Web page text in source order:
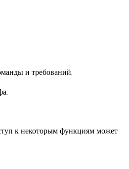
и требований.
к некоторым функциям может